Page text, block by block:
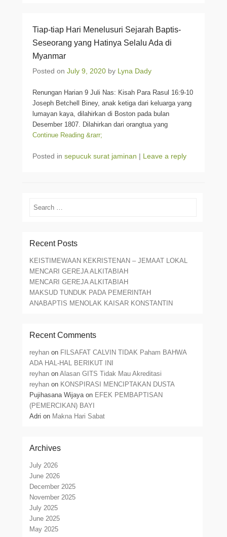
Tiap-tiap Hari Menelusuri Sejarah Baptis-
Seseorang yang Hatinya Selalu Ada di
Myanmar
Posted on July 9, 2020 by Lyna Dady
Renungan Harian 9 Juli Nas: Kisah Para Rasul 16:9-10
Joseph Betchell Biney, anak ketiga dari keluarga yang
lumayan kaya, dilahirkan di Boston pada bulan
Desember 1807. Dilahirkan dari orangtua yang
Continue Reading &rarr;
Posted in sepucuk surat jaminan | Leave a reply
Search
Recent Posts
KEISTIMEWAAN KEKRISTENAN – JEMAAT LOKAL
MENCARI GEREJA ALKITABIAH
MENCARI GEREJA ALKITABIAH
MAKSUD TUNDUK PADA PEMERINTAH
ANABAPTIS MENOLAK KAISAR KONSTANTIN
Recent Comments
reyhan on FILSAFAT CALVIN TIDAK Paham BAHWA
ADA HAL-HAL BERIKUT INI
reyhan onAlasan GITS Tidak Mau Akreditasi
reyhan on KONSPIRASI MENCIPTAKAN DUSTA
Pujihasana Wijayaon EFEK PEMBAPTISAN
(PEMERCIKAN) BAYI
Adri on Makna Hari Sabat
Archives
July 2026
June 2026
December 2025
November 2025
July 2025
June 2025
May 2025